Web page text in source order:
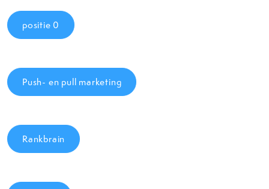
positie 0
Push- en pull marketing
Rankbrain